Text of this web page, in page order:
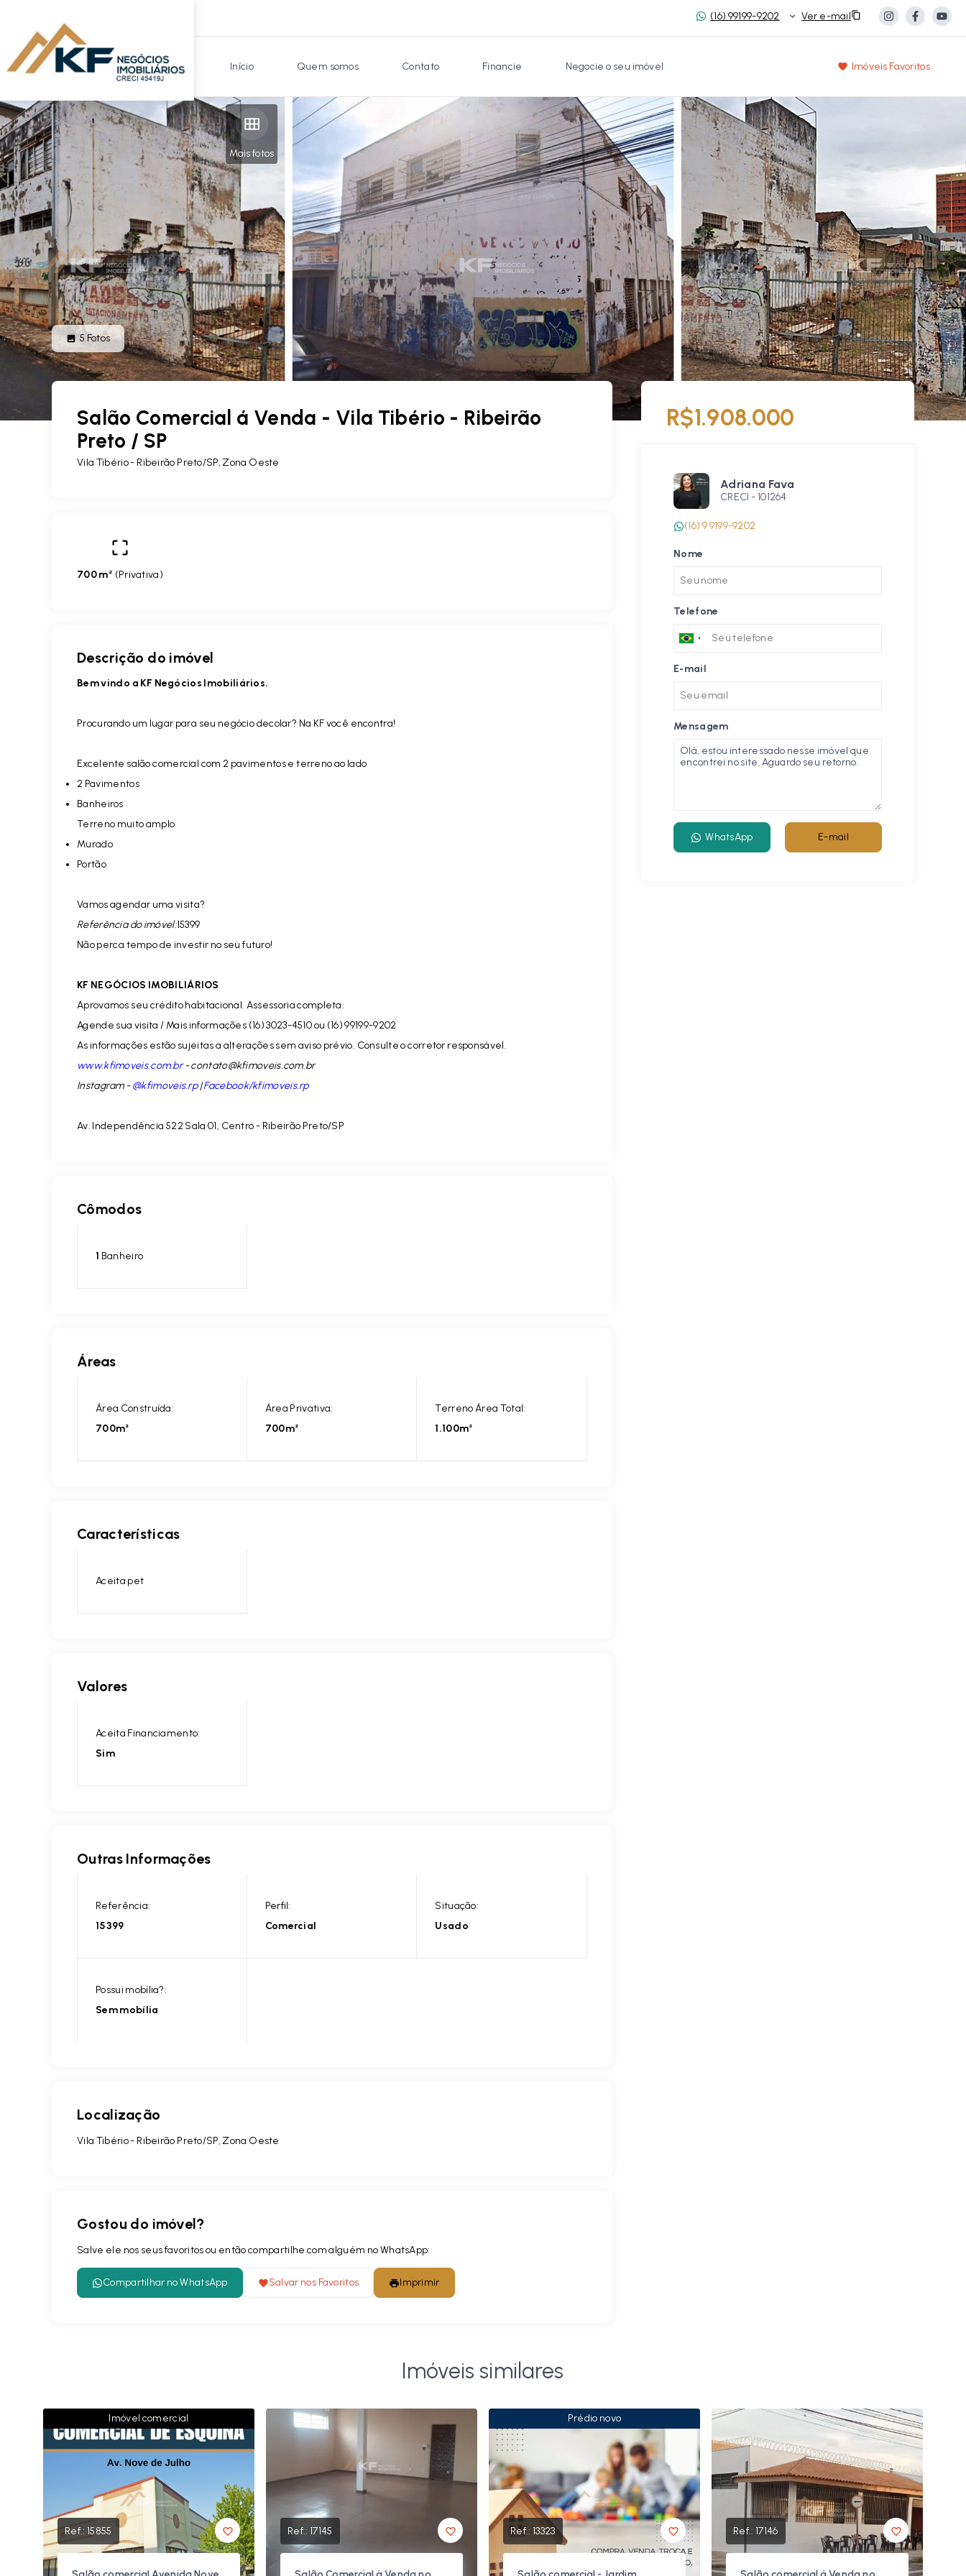
(16) 99199-9202 Ver e-mail
Início Quem somos Contato Financie Negocie o seu imóvel Imóveis Favoritos
Mais fotos
5 Fotos
Salão Comercial á Venda - Vila Tibério - Ribeirão
Preto / SP
Vila Tibério - Ribeirão Preto/SP, Zona Oeste
700 m² (Privativa)
Descrição do imóvel
Bem vindo a KF Negócios Imobiliários.
Procurando um lugar para seu negócio decolar? Na KF você encontra!
Excelente salão comercial com 2 pavimentos e terreno ao lado
2 Pavimentos
Banheiros
Terreno muito amplo
Murado
Portão
Vamos agendar uma visita?
Referência do imóvel:15399
Não perca tempo de investir no seu futuro!
KF NEGÓCIOS IMOBILIÁRIOS
Aprovamos seu crédito habitacional. Assessoria completa.
Agende sua visita / Mais informações (16) 3023-4510 ou (16) 99199-9202
As informações estão sujeitas a alterações sem aviso prévio. Consulte o corretor responsável.
www.kfimoveis.com.br-contato@kfimoveis.com.br
Instagram -@kfimoveis.rp|Facebook/kfimoveis.rp
Av. Independência 522 Sala 01, Centro - Ribeirão Preto/SP
Cômodos
1 Banheiro
Áreas
Área Construída:
700m²
Área Privativa:
700m²
Terreno Área Total:
1.100m²
Características
Aceita pet
Valores
Aceita Financiamento:
Sim
Outras Informações
Referência:
15399
Perfil:
Comercial
Situação:
Usado
Possui mobília?:
Sem mobília
Localização
Vila Tibério - Ribeirão Preto/SP, Zona Oeste
Gostou do imóvel?
Salve ele nos seus favoritos ou então compartilhe com alguém no WhatsApp:
Compartilhar no WhatsApp Salvar nos Favoritos Imprimir
R$1.908.000
Adriana Fava
CRECI - 101264
(16) 9 9199-9202
Nome
Telefone
E-mail
Mensagem
WhatsApp E-mail
Imóveis similares
Imóvel comercial
Ref.: 15855 Ref.: 17145
Prédio novo
Ref.: 13323 Ref.: 17146